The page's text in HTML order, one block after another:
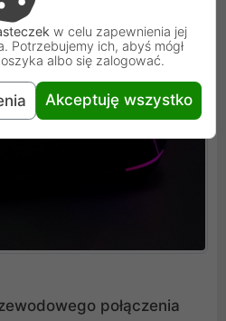
połączenia
w celu zapewnienia jej
Potrzebujemy ich, abyś mógł
albo się zalogować.
Akceptuję wszystko